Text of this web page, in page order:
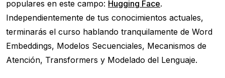
populares en este campo: Hugging Face.
Independientemente de tus conocimientos actuales,
terminarás el curso hablando tranquilamente de Word
Embeddings, Modelos Secuenciales, Mecanismos de
Atención, Transformers y Modelado del Lenguaje.